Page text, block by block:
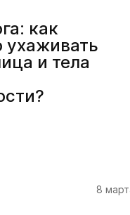
как
ухаживать
и тела
8